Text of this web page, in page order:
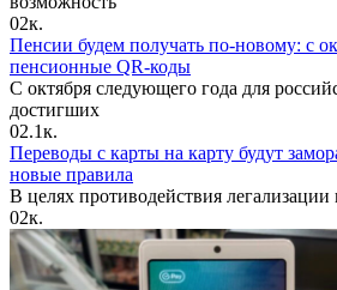
02к.
Пенсии будем получать по-новому: с
пенсионные QR-коды
С октября следующего года для
достигших
02.1к.
Переводы с карты на карту будут
новые правила
В целях противодействия легализации
02к.